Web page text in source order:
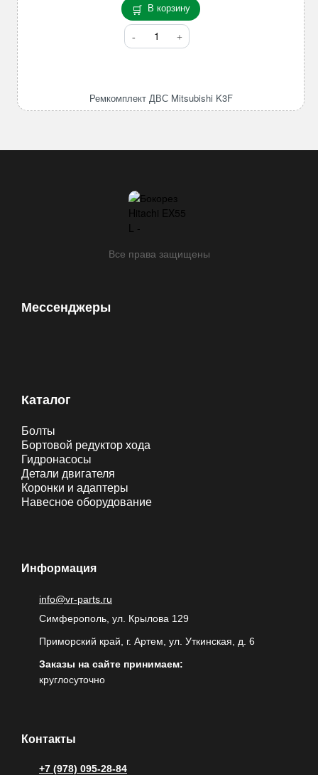
В корзину
Количество
товара
K3F
Ремкомплект ДВС Mitsubishi K3F
Все права защищены
Мессенджеры
Каталог
Болты
Бортовой редуктор хода
Гидронасосы
Детали двигателя
Коронки и адаптеры
Навесное оборудование
Информация
info@vr-parts.ru
Симферополь, ул. Крылова 129
Приморский край, г. Артем, ул. Уткинская, д. 6
Заказы на сайте принимаем:
круглосуточно
Контакты
+7 (978) 095-28-84